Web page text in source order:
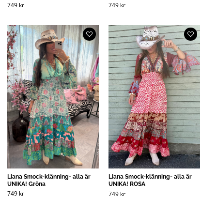
749 kr 749 kr
Liana Smock-klänning- alla är
UNIKA! Gröna
749 kr
Liana Smock-klänning- alla är
UNIKA! ROSA
749 kr